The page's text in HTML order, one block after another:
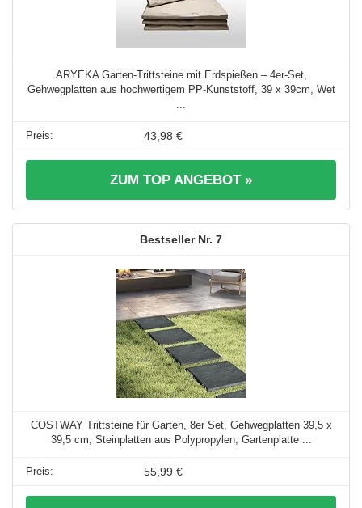
ARYEKA Garten-Trittsteine mit Erdspießen – 4er-Set,
Gehwegplatten aus hochwertigem PP-Kunststoff, 39 x 39cm, Wet
...
43,98 €
ZUM TOP ANGEBOT »
7
COSTWAY Trittsteine für Garten, 8er Set, Gehwegplatten 39,5 x
39,5 cm, Steinplatten aus Polypropylen, Gartenplatte ...
55,99 €